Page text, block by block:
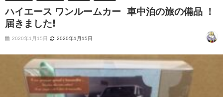
ハイエース ワンルームカー 車中泊の旅の備品 ！
届きました❗️
2020年1月15日 2020年1月15日